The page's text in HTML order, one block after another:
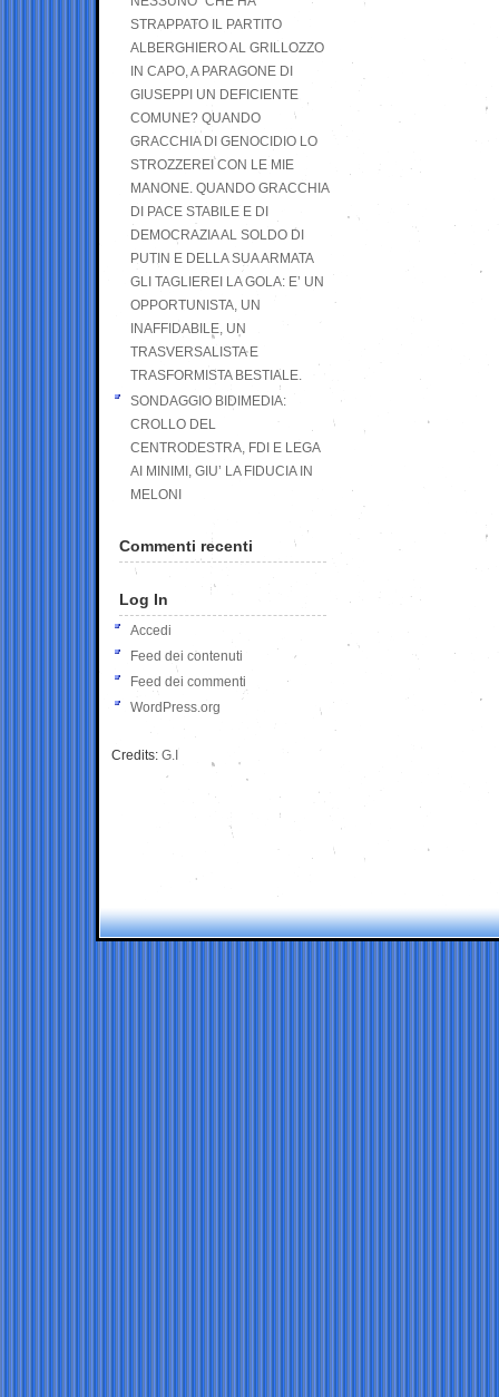
STRAPPATO IL PARTITO
ALBERGHIERO AL GRILLOZZO
IN CAPO, A PARAGONE DI
GIUSEPPI UN DEFICIENTE
COMUNE? QUANDO
GRACCHIA DI GENOCIDIO LO
STROZZEREI CON LE MIE
MANONE. QUANDO GRACCHIA
DI PACE STABILE E DI
DEMOCRAZIA AL SOLDO DI
PUTIN E DELLA SUA ARMATA
GLI TAGLIEREI LA GOLA: E’ UN
OPPORTUNISTA, UN
INAFFIDABILE, UN
TRASVERSALISTA E
TRASFORMISTA BESTIALE.
SONDAGGIO BIDIMEDIA:
CROLLO DEL
CENTRODESTRA, FDI E LEGA
AI MINIMI, GIU’ LA FIDUCIA IN
MELONI
Commenti recenti
Log In
Accedi
Feed dei contenuti
Feed dei commenti
WordPress.org
Credits: G.I